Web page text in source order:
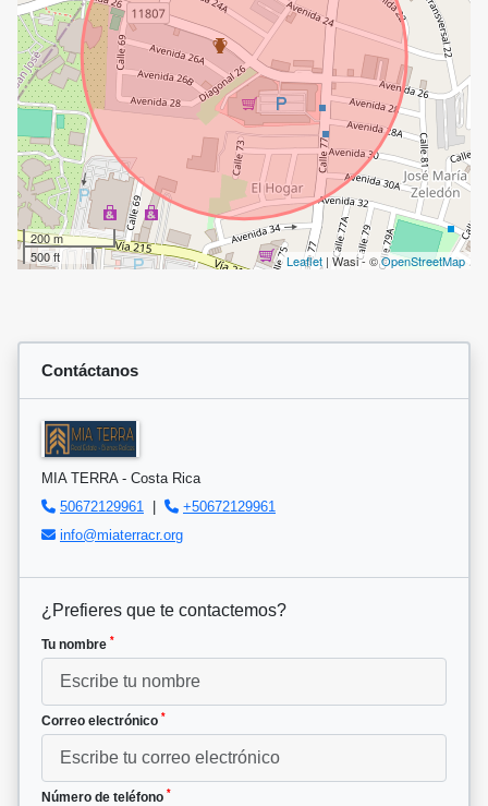
200 m
500 ft
Leaflet | Wasi - ©OpenStreetMap
Contáctanos
MIA TERRA - Costa Rica
50672129961
|
+50672129961
info@miaterracr.org
¿Prefieres que te contactemos?
Tu nombre *
Correo electrónico *
Número de teléfono *